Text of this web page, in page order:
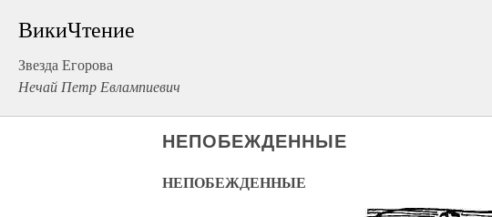
ВикиЧтение
Звезда Егорова
Нечай Петр Евлампиевич
НЕПОБЕЖДЕННЫЕ
НЕПОБЕЖДЕННЫЕ